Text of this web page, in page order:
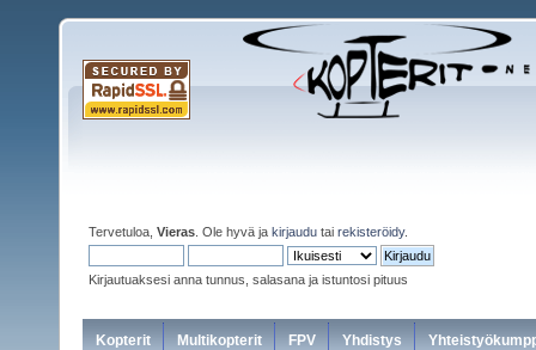
Tervetuloa, Vieras . Ole hyvä ja kirjaudu tai rekisteröidy.
Kirjautuaksesi anna tunnus, salasana ja istuntosi pituus
Kopterit Multikopterit FPV Yhdistys